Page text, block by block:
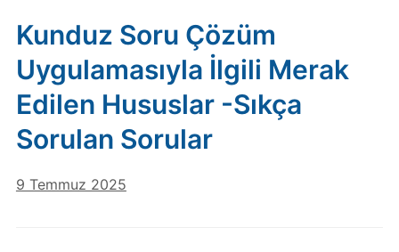
Kunduz Soru Çözüm
Uygulamasıyla İlgili Merak
Edilen Hususlar -Sıkça
Sorulan Sorular
9 Temmuz 2025